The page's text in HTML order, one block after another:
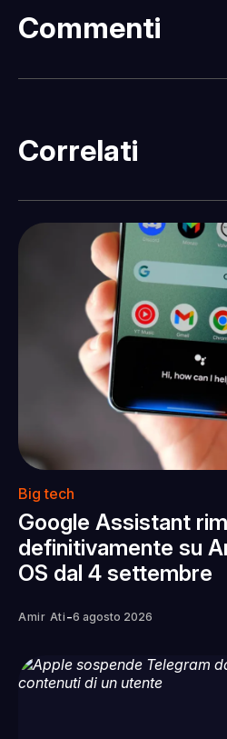
Commenti
Correlati
Big tech
Google Assistant
definitivamente su
OS dal 4 settembre
Amir Ati -6 agosto 2026